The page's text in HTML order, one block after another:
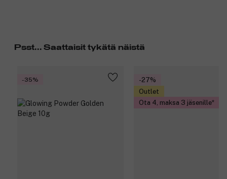
Psst... Saattaisit tykätä näistä
-35%
-27%
Outlet
Ota 4, maksa 3 jäsenille